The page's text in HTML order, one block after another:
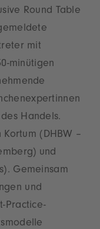
Round Table
mit
minütigen
Handels.
(DHBW –
und
Gemeinsam
und
Practice-